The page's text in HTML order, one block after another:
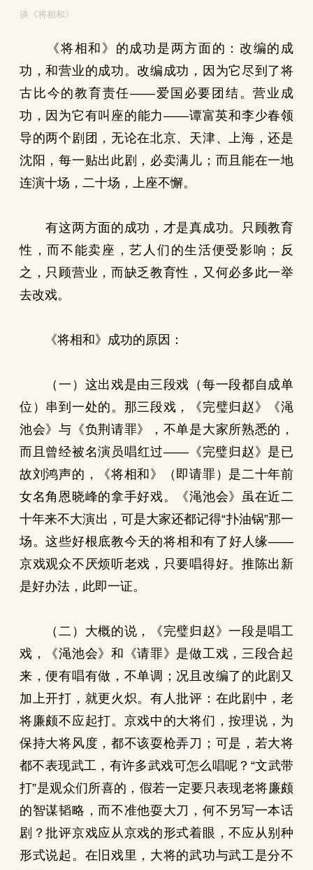
谈《将相和》
《将相和》的成功是两方面的：改编的成
功，和营业的成功。改编成功，因为它尽到了将
古比今的教育责任——爱国必要团结。营业成
功，因为它有叫座的能力——谭富英和李少春领
导的两个剧团，无论在北京、天津、上海，还是
沈阳，每一贴出此剧，必卖满儿；而且能在一地
连演十场，二十场，上座不懈。
有这两方面的成功，才是真成功。只顾教育
性，而不能卖座，艺人们的生活便受影响；反
之，只顾营业，而缺乏教育性，又何必多此一举
去改戏。
《将相和》成功的原因：
（一）这出戏是由三段戏（每一段都自成单
位）串到一处的。那三段戏，《完璧归赵》《渑
池会》与《负荆请罪》，不单是大家所熟悉的，
而且曾经被名演员唱红过——《完璧归赵》是已
故刘鸿声的，《将相和》（即请罪）是二十年前
女名角恩晓峰的拿手好戏。《渑池会》虽在近二
十年来不大演出，可是大家还都记得“扑油锅”那一
场。这些好根底教今天的将相和有了好人缘——
京戏观众不厌烦听老戏，只要唱得好。推陈出新
是好办法，此即一证。
（二）大概的说，《完璧归赵》一段是唱工
戏，《渑池会》和《请罪》是做工戏，三段合起
来，便有唱有做，不单调；况且改编了的此剧又
加上开打，就更火炽。有人批评：在此剧中，老
将廉颇不应起打。京戏中的大将们，按理说，为
保持大将风度，都不该耍枪弄刀；可是，若大将
都不表现武工，有许多武戏可怎么唱呢？“文武带
打”是观众们所喜的，假若一定要只表现老将廉颇
的智谋韬略，而不准他耍大刀，何不另写一本话
剧？批评京戏应从京戏的形式着眼，不应从别种
形式说起。在旧戏里，大将的武功与武工是分不